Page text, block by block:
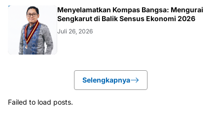
KESEHATAN
RS Samsoe Hidajat Hadir sebagai Rumah Sakit
Umum Swasta Semarang dengan Fasilitas
Modern
Juli 30, 2026
Kerja Gen Z Indonesia Tahun 2026
Juli 29, 2026